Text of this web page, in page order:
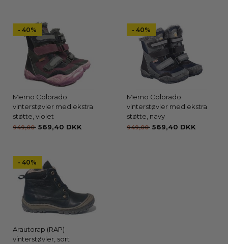
- 40%
Memo Colorado
vinterstøvler med ekstra
støtte, violet
949,00 569,40 DKK
- 40%
Memo Colorado
vinterstøvler med ekstra
støtte, navy
949,00 569,40 DKK
- 40%
Arautorap (RAP)
vinterstøvler, sort